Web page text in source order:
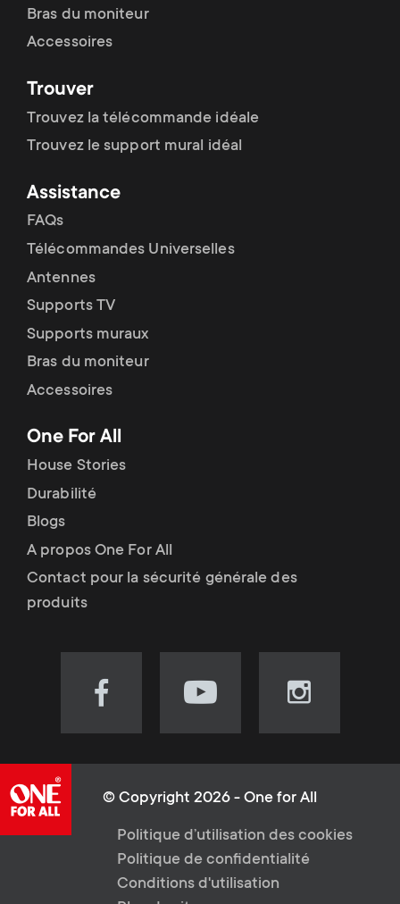
u
Bras du moniteur
Accessoires
Trouver
Trouvez la télécommande idéale
Trouvez le support mural idéal
Assistance
FAQs
Télécommandes Universelles
Antennes
Supports TV
Supports muraux
Bras du moniteur
Accessoires
One For All
House Stories
Durabilité
Blogs
A propos One For All
Contact pour la sécurité générale des
produits
Visit
(opens
new
tab)
Visit
(opens
new
tab)
Visit
(opens
new
tab)
© Copyright 2026 - One for All
L
e
Politique d’utilisation des cookies
Politique de confidentialité
Conditions d'utilisation